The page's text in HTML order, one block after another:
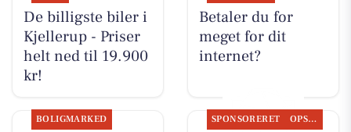
De billigste biler i
Kjellerup - Priser
helt ned til 19.900
kr!
Betaler du for
meget for dit
internet?
BOLIGMARKED SPONSORERET OPSLAGSTAVLEN